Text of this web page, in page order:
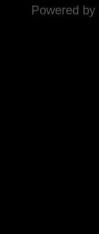
Powered by